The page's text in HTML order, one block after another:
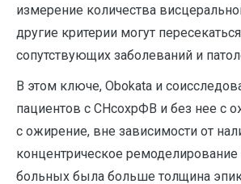
измерение количества
другие критерии могут
сопутствующих заболеваний и
В этом ключе, Obokata и
пациентов с СНсохрФВ и без нее с
с ожирение, вне зависимости от
концентрическое
больных была больше толщина